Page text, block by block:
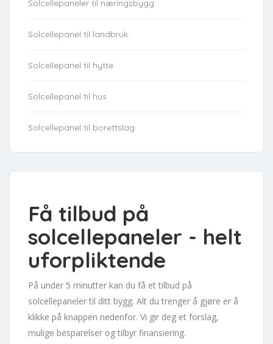
Solcellepaneler til næringsbygg
Solcellepanel til landbruk
Solcellepanel til hytte
Solcellepanel til hus
Solcellepanel til borettslag
Få tilbud på
solcellepaneler - helt
uforpliktende
På under 5 minutter kan du få et tilbud på
solcellepaneler til ditt bygg. Alt du trenger å gjøre er å
klikke på knappen nedenfor. Vi gir deg et forslag,
mulige besparelser og tilbyr finansiering.